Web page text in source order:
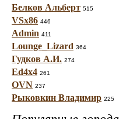
Белков Альберт 515
VSx86 446
Admin 411
Lounge_Lizard 364
Гудков А.И. 274
Ed4x4 261
OVN 237
Рыковкин Владимир 225